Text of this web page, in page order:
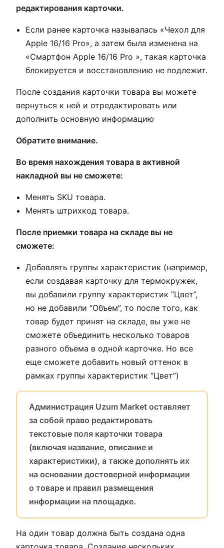
редактирования карточки.
Если ранее карточка называлась «Чехол для
Apple 16/16 Pro», а затем была изменена на
«Смартфон Apple 16/16 Pro », такая карточка
блокируется и восстановлению не подлежит.
После создания карточки товара вы можете
вернуться к ней и отредактировать или
дополнить основную информацию
Обратите внимание.
Во время нахождения товара в активной
накладной вы не сможете:
Менять SKU товара.
Менять штрихкод товара.
После приемки товара на складе вы не
сможете:
Добавлять группы характеристик (например,
если создавая карточку для термокружек,
вы добавили группу характеристик “Цвет”,
но не добавили “Объем”, то после того, как
товар будет принят на складе, вы уже не
сможете объединить несколько товаров
разного объема в одной карточке. Но все
еще сможете добавить новый оттенок в
рамках группы характеристик “Цвет”)
Администрация Uzum Market оставляет
за собой право редактировать
текстовые поля карточки товара
(включая название, описание и
характеристики), а также дополнять их
на основании достоверной информации
о товаре и правил размещения
информации на площадке.
На один товар должна быть создана одна